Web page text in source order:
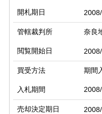
開札期日
管轄裁判所 奈良
閲覧開始日
買受方法 期間
入札期間
売却決定期日